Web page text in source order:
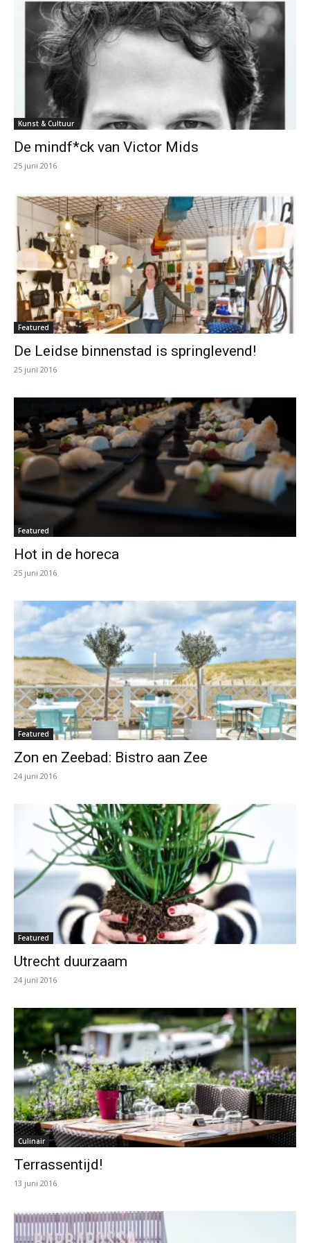
Kunst & Cultuur
De mindf*ck van Victor Mids
25 juni 2016
Featured
De Leidse binnenstad is springlevend!
25 juni 2016
Featured
Hot in de horeca
25 juni 2016
Featured
Zon en Zeebad: Bistro aan Zee
24 juni 2016
Featured
Utrecht duurzaam
24 juni 2016
Culinair
Terrassentijd!
13 juni 2016